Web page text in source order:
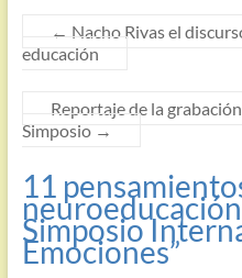
← Nacho Rivas el
educación
Reportaje de la
Simposio →
11
Simposio
Emociones”